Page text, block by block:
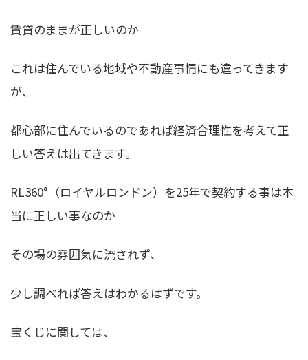
賃貸のままが正しいのか
これは住んでいる地域や不動産事情にも違ってきます
が、
都心部に住んでいるのであれば経済合理性を考えて正
しい答えは出てきます。
RL360°（ロイヤルロンドン）を25年で契約する事は本
当に正しい事なのか
その場の雰囲気に流されず、
少し調べれば答えはわかるはずです。
宝くじに関しては、